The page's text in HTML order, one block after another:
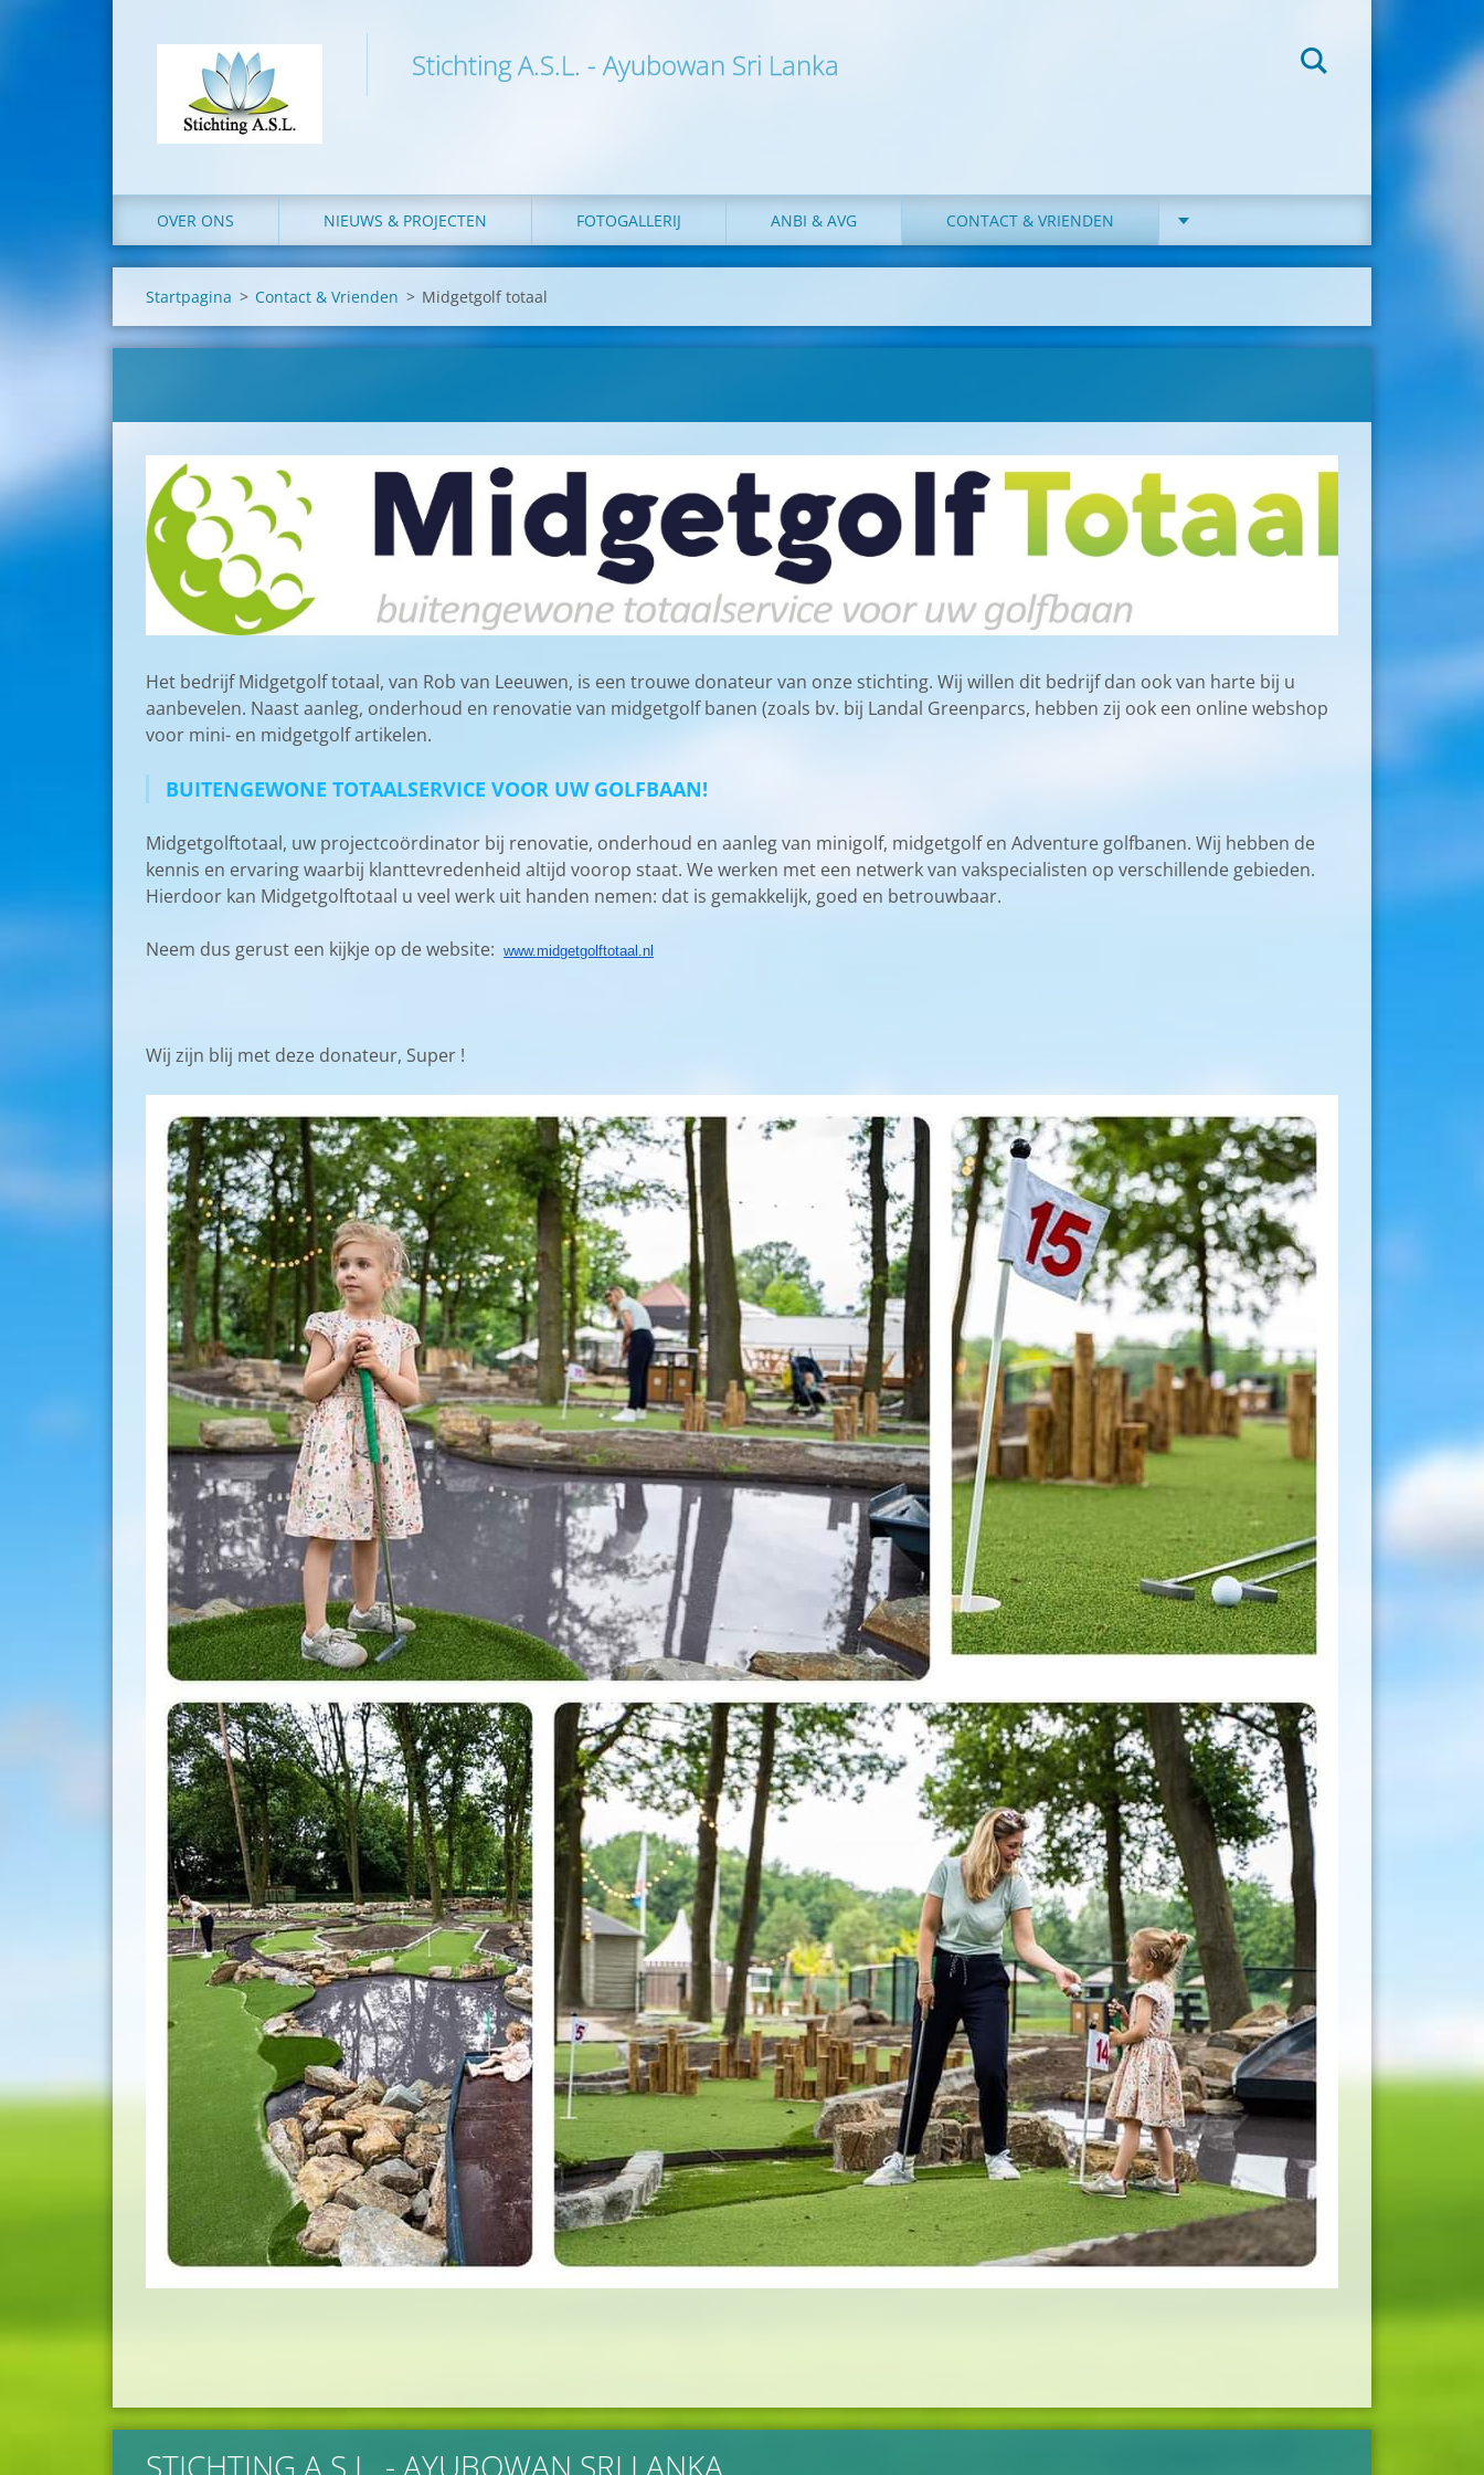
Stichting A.S.L. - Ayubowan Sri Lanka
OVER ONS NIEUWS & PROJECTEN FOTOGALLERIJ ANBI & AVG CONTACT & VRIENDEN
Startpagina > Contact & Vrienden > Midgetgolf totaal
Het bedrijf Midgetgolf totaal, van Rob van Leeuwen, is een trouwe donateur van onze stichting. Wij willen dit bedrijf dan ook van harte bij u
aanbevelen. Naast aanleg, onderhoud en renovatie van midgetgolf banen (zoals bv. bij Landal Greenparcs, hebben zij ook een online webshop
voor mini- en midgetgolf artikelen.
BUITENGEWONE TOTAALSERVICE VOOR UW GOLFBAAN!
Midgetgolftotaal, uw projectcoördinator bij renovatie, onderhoud en aanleg van minigolf, midgetgolf en Adventure golfbanen. Wij hebben de
kennis en ervaring waarbij klanttevredenheid altijd voorop staat. We werken met een netwerk van vakspecialisten op verschillende gebieden.
Hierdoor kan Midgetgolftotaal u veel werk uit handen nemen: dat is gemakkelijk, goed en betrouwbaar.
Neem dus gerust een kijkje op de website: www.midgetgolftotaal.nl
Wij zijn blij met deze donateur, Super !
STICHTING A.S.L. - AYUBOWAN SRI LANKA